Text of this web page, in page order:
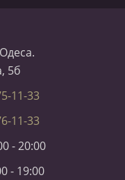
5б
11-33
11-33
- 20:00
- 19:00